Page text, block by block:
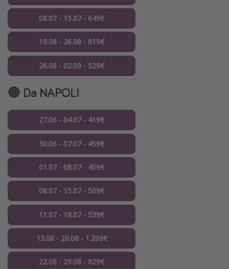
08.07 - 15.07 - 649€
19.08 - 26.08 - 819€
26.08 - 02.09 - 529€
🔴 Da NAPOLI
27.06 - 04.07 - 419€
30.06 - 07.07 - 459€
01.07 - 08.07 - 459€
08.07 - 15.07 - 509€
11.07 - 18.07 - 539€
13.08 - 20.08 - 1.209€
22.08 - 29.08 - 829€